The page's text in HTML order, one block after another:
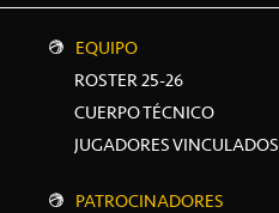
EQUIPO
ROSTER 25-26
CUERPO TÉCNICO
JUGADORES VINCULADOS
PATROCINADORES